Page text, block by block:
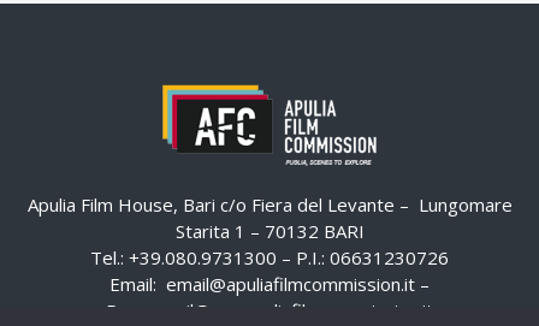
Apulia Film House, Bari c/o Fiera del Levante – Lungomare
Starita 1 – 70132 BARI
Tel.: +39.080.9731300 – P.I.: 06631230726
Email: email@apuliafilmcommission.it –
Pec:
email@pec.apuliafilmcommission.it